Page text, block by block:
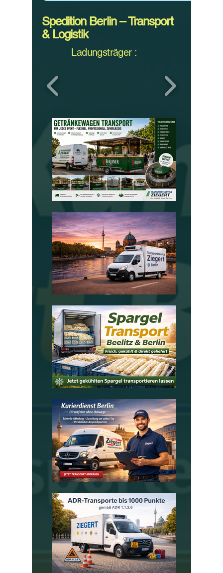
Spedition Berlin – Transport
& Logistik
Ladungsträger :